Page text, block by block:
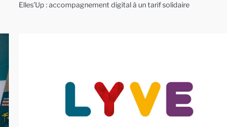
Elles’Up : accompagnement digital à un tarif solidaire